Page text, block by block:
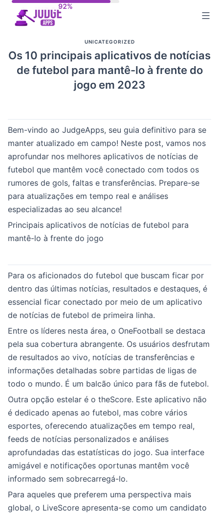
UNICATEGORIZED
Os 10 principais aplicativos de notícias
de futebol para mantê-lo à frente do
jogo em 2023
Bem-vindo ao JudgeApps, seu guia definitivo para se
manter atualizado em campo! Neste post, vamos nos
aprofundar nos melhores aplicativos de notícias de
futebol que mantêm você conectado com todos os
rumores de gols, faltas e transferências. Prepare-se
para atualizações em tempo real e análises
especializadas ao seu alcance!
Principais aplicativos de notícias de futebol para
mantê-lo à frente do jogo
Para os aficionados do futebol que buscam ficar por
dentro das últimas notícias, resultados e destaques, é
essencial ficar conectado por meio de um aplicativo
de notícias de futebol de primeira linha.
Entre os líderes nesta área, o OneFootball se destaca
pela sua cobertura abrangente. Os usuários desfrutam
de resultados ao vivo, notícias de transferências e
informações detalhadas sobre partidas de ligas de
todo o mundo. É um balcão único para fãs de futebol.
Outra opção estelar é o theScore. Este aplicativo não
é dedicado apenas ao futebol, mas cobre vários
esportes, oferecendo atualizações em tempo real,
feeds de notícias personalizados e análises
aprofundadas das estatísticas do jogo. Sua interface
amigável e notificações oportunas mantêm você
informado sem sobrecarregá-lo.
Para aqueles que preferem uma perspectiva mais
global, o LiveScore apresenta-se como um candidato